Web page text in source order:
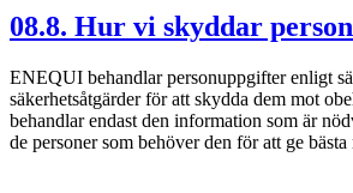
08.8. Hur vi skyddar
ENEQUI behandlar personuppgifter enligt
säkerhetsåtgärder för att skydda dem mot
behandlar endast den information som är
de personer som behöver den för att ge